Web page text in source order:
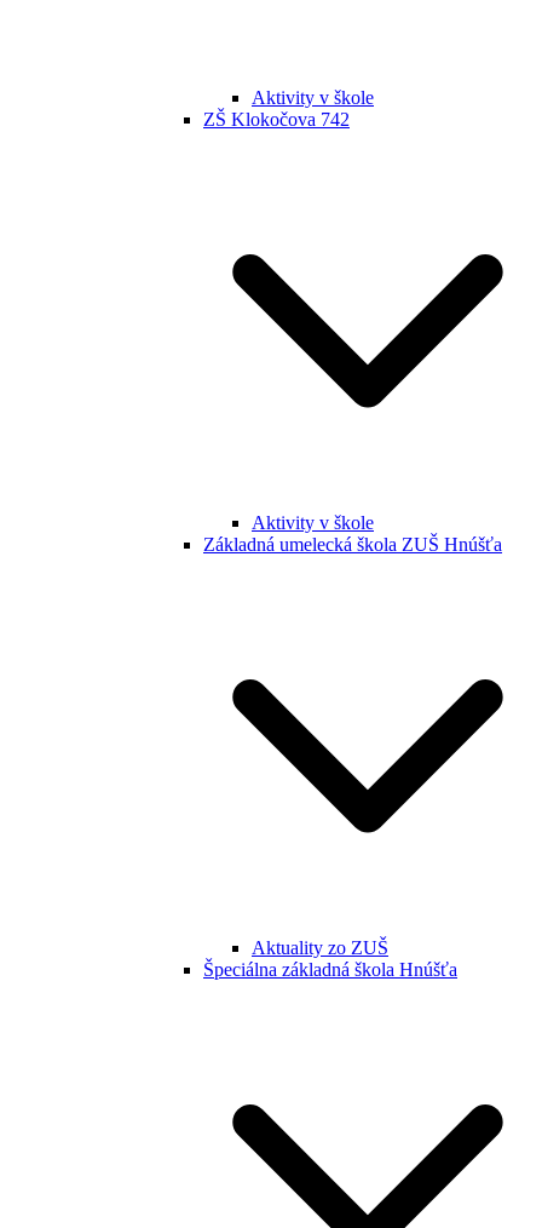
Aktivity v škole
ZŠ Klokočova 742
Aktivity v škole
Základná umelecká škola ZUŠ Hnúšťa
Aktuality zo ZUŠ
Špeciálna základná škola Hnúšťa